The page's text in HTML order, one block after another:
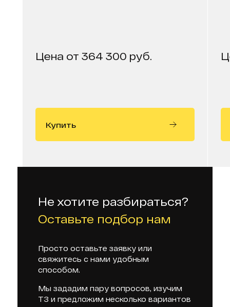
Цена от 364 300 руб.
Купить
Не хотите разбираться?
Оставьте подбор нам
Просто оставьте заявку или
свяжитесь с нами удобным
способом.
Мы зададим пару вопросов, изучим
ТЗ и предложим несколько вариантов